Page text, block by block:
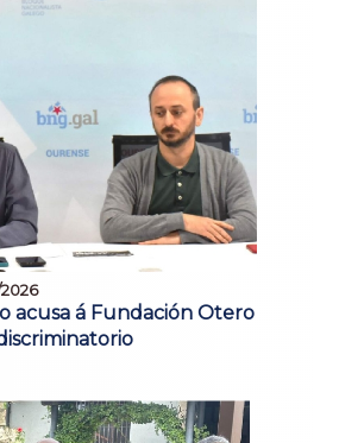
acusa á Fundación Otero